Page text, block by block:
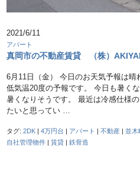
2021/6/11
アパート
真岡市の不動産賃貸 （株）
6月11日（金） 今日のお天気予報は
低気温20度の予報です。 今日も暑く
暑くなりそうです。 最近は冷感仕様
たいと思ってい …
タグ:2DK |4万円台 | アパート |不動産 |並木
自社管理物件 |賃貸 |鉄骨造